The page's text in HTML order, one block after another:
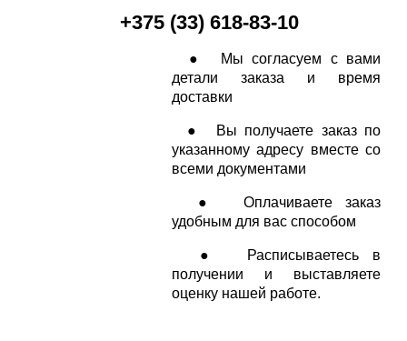
+375 (33) 618-83-10
● Мы согласуем с вами
детали заказа и время
доставки
● Вы получаете заказ по
указанному адресу вместе со
всеми документами
● Оплачиваете заказ
удобным для вас способом
● Расписываетесь в
получении и выставляете
оценку нашей работе.